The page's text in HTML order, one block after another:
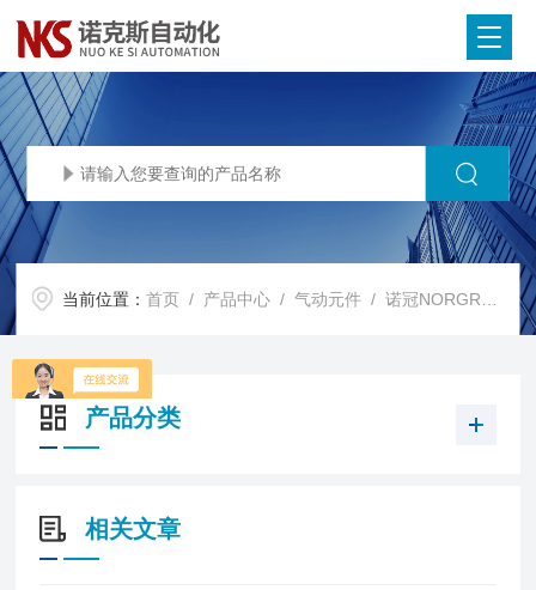
当前位置：首页 / 产品中心 /气动元件 /诺冠NORGREN减压阀
产品分类
相关文章